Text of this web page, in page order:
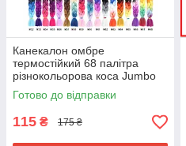
Канекалон омбре
термостійкий 68 палітра
різнокольорова коса Jumbo
braid довжина 60см вага
100гр для плетіння
Готово до відправки
115 ₴ 175 ₴